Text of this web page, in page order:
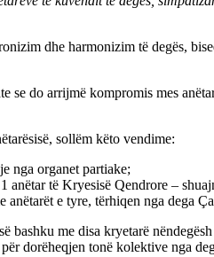
dhe harmonizim të degës,
se do arrijmë kompromis mes
sollëm këto vendime:
nga organet partiake;
anëtar të Kryesisë Qendrore –
anëtarët e tyre, tërhiqen nga dega
bashku me disa kryetarë
dorëheqjen tonë kolektive nga